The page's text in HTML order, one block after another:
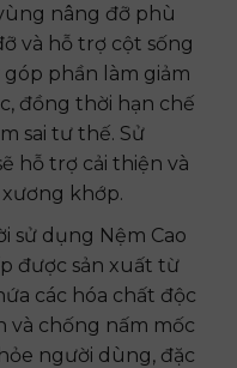
nâng đỡ phù
và hỗ trợ cột sống
phần làm giảm
đồng thời hạn chế
sai tư thế. Sử
hỗ trợ cải thiện và
khớp.
sử dụng Nệm Cao
được sản xuất từ
các hóa chất độc
và chống nấm mốc
người dùng, đặc